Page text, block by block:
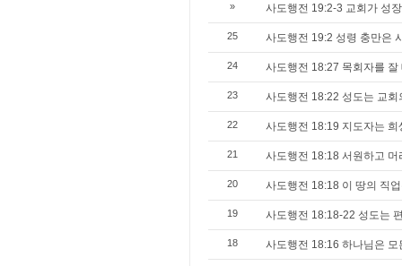
» 사도행전 19:2-3 교회가 성
25 사도행전 19:2 성령 충만은
24 사도행전 18:27 목회자를
23 사도행전 18:22 성도는 교
22 사도행전 18:19 지도자는
21 사도행전 18:18 서원하고 머
20 사도행전 18:18 이 땅의 직
19 사도행전 18:18-22 성도는
18 사도행전 18:16 하나님은